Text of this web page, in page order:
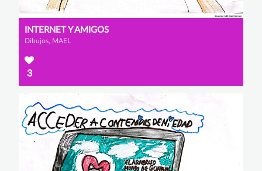
INTERNET Y AMIGOS
Dibujos, MAEL
3